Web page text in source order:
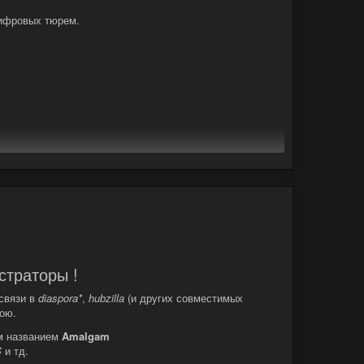
тюрем.
оболочка.
!
в diaspora*, hubzilla (и других совместимых
названием Amalgam
и тд.